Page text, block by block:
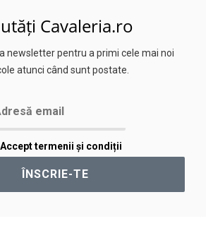
Cavaleria.ro
newsletter pentru a primi cele mai noi
atunci când sunt postate.
termenii și condiții